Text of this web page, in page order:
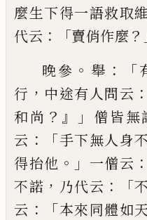
麼生下得一語救取
代云 ：「賣俏作麼 ？
晚參 。 舉 ：「
行 ， 中途有人問云 ：
和尚 ？』」 僧皆無
云 ：「手下無人身
得抬他 。」 一僧云 ：
不諾 ， 乃代云 ：「
云 ：「本來同體如